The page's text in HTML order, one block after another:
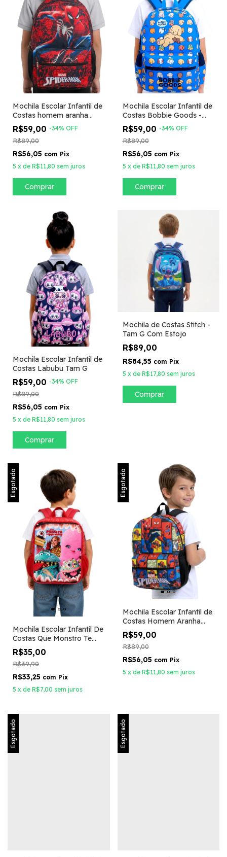
Mochila Escolar Infantil de
Costas homem aranha
Tam G
R$59,00 -34% OFF
R$89,00
R$56,05 com Pix
5 x de R$11,80 sem juros
Mochila Escolar Infantil de
Costas Bobbie Goods -
azul Tam G
R$59,00 -34% OFF
R$89,00
R$56,05 com Pix
5 x de R$11,80 sem juros
Mochila Escolar Infantil de
Costas Labubu Tam G
R$59,00 -34% OFF
R$89,00
R$56,05 com Pix
5 x de R$11,80 sem juros
Mochila de Costas Stitch -
Tam G Com Estojo
R$89,00
R$84,55 com Pix
5 x de R$17,80 sem juros
Esgotado
Mochila Escolar Infantil De
Costas Que Monstro Te
Mordeu - Dmw
R$35,00
R$39,90
R$33,25 com Pix
5 x de R$7,00 sem juros
Esgotado
Mochila Escolar Infantil de
Costas Homem Aranha
Spider Man Tam G
R$59,00
R$89,00
R$56,05 com Pix
5 x de R$11,80 sem juros
Esgotado Esgotado